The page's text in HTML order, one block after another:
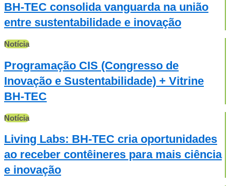
BH-TEC consolida vanguarda na união
entre sustentabilidade e inovação
Notícia
Programação CIS (Congresso de
Inovação e Sustentabilidade) + Vitrine
BH-TEC
Notícia
Living Labs: BH-TEC cria oportunidades
ao receber contêineres para mais ciência
e inovação